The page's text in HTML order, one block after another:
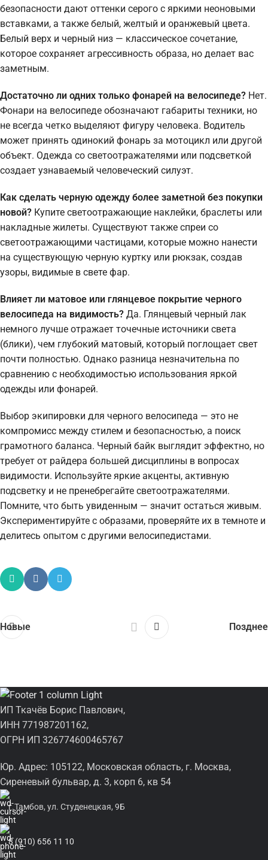
безопасности дают оттенки серого с яркими неоновыми
вставками, а также белый, желтый и оранжевый цвета.
Белый верх и черный низ — классическое сочетание,
которое сохраняет агрессивность образа, но делает вас
заметным.
Достаточно ли одних только фонарей на велосипеде? Нет.
Фонари на велосипеде обозначают габариты техники, но
не всегда четко выделяют фигуру человека. Водитель
может принять одинокий фонарь за мотоцикл или другой
объект. Одежда со светоотражателями или подсветкой
создает узнаваемый человеческий силуэт.
Как сделать черную одежду более заметной без покупки
новой? Купите светоотражающие наклейки, браслеты или
накладные жилеты. Существуют также спреи со
светоотражающими частицами, которые можно нанести
на существующую черную куртку или рюкзак, создав
узоры, видимые в свете фар.
Влияет ли матовое или глянцевое покрытие черного
велосипеда на видимость? Да. Глянцевый черный лак
немного лучше отражает точечные источники света
(блики), чем глубокий матовый, который поглощает свет
почти полностью. Однако разница незначительна по
сравнению с необходимостью использования яркой
одежды или фонарей.
Выбор экипировки для черного велосипеда — это не
компромисс между стилем и безопасностью, а поиск
грамотного баланса. Черный байк выглядит эффектно, но
требует от райдера большей дисциплины в вопросах
видимости. Используйте яркие акценты, активную
подсветку и не пренебрегайте светоотражателями.
Помните, что быть увиденным — значит остаться живым.
Экспериментируйте с образами, проверяйте их в темноте и
делитесь опытом с другими велосипедистами.
Новые Позднее
ИП Ткачёв Борис Павлович,
ИНН 771987201162,
ОГРН ИП 326774600465767
Юр. Адрес: 105122, Московская область, г. Москва,
Сиреневый бульвар, д. 3, корп 6, кв 54
г.Тамбов, ул. Студенецкая, 9Б
8 (910) 656 11 10